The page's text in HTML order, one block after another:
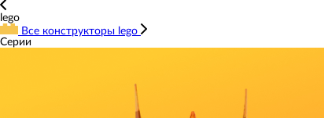
lego
Все конструкторы lego
Серии